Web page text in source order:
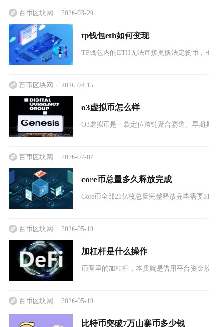
百币区块网 2026-03-20
tp钱包eth如何变现
TP钱包内的ETH无法直接兑换法定货币，主
百币区块网 2026-04-15
o3虚拟币怎么样
O3虚拟币是一款定位跨链聚合赛道、早期具
百币区块网 2026-07-07
core币总量多久释放完成
Core币全部21亿枚总量完整释放完毕需要81
百币区块网 2026-05-19
加杠杆是什么操作
币圈里的加杠杆，本质就是借用平台资金放
百币区块网 2026-05-19
比特币突破7万山寨币多少钱